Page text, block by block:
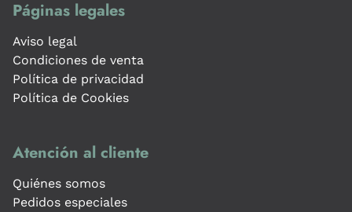
Páginas legales
Aviso legal
Condiciones de venta
Política de privacidad
Política de Cookies
Atención al cliente
Quiénes somos
Pedidos especiales